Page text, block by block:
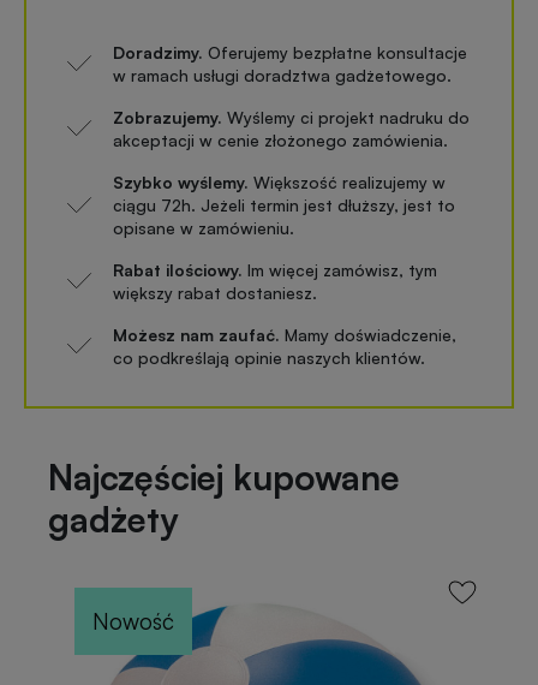
Doradzimy. Oferujemy bezpłatne konsultacje
w ramach usługi doradztwa gadżetowego.
Zobrazujemy. Wyślemy ci projekt nadruku do
akceptacji w cenie złożonego zamówienia.
Szybko wyślemy. Większość realizujemy w
ciągu 72h. Jeżeli termin jest dłuższy, jest to
opisane w zamówieniu.
Rabat ilościowy. Im więcej zamówisz, tym
większy rabat dostaniesz.
Możesz nam zaufać. Mamy doświadczenie,
co podkreślają opinie naszych klientów.
Najczęściej kupowane
gadżety
Nowość